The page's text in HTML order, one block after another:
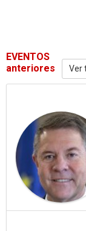
EVENTOS
anteriores Ver